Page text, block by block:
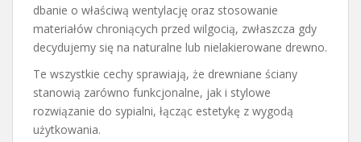
dbanie o właściwą wentylację oraz stosowanie
materiałów chroniących przed wilgocią, zwłaszcza gdy
decydujemy się na naturalne lub nielakierowane drewno.
Te wszystkie cechy sprawiają, że drewniane ściany
stanowią zarówno funkcjonalne, jak i stylowe
rozwiązanie do sypialni, łącząc estetykę z wygodą
użytkowania.